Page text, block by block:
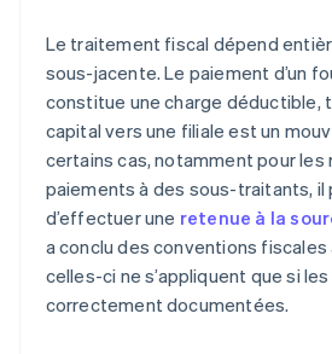
Le traitement fiscal dépend
sous-jacente. Le paiement d’un
constitue une charge déductible,
capital vers une filiale est un
certains cas, notamment pour les
paiements à des sous-traitants,
d’effectuer une retenue à la
a conclu des conventions fiscales
celles-ci ne s’appliquent que si
correctement documentées.